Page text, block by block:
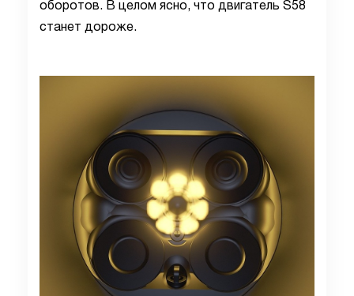
оборотов. В целом ясно, что двигатель S58
станет дороже.